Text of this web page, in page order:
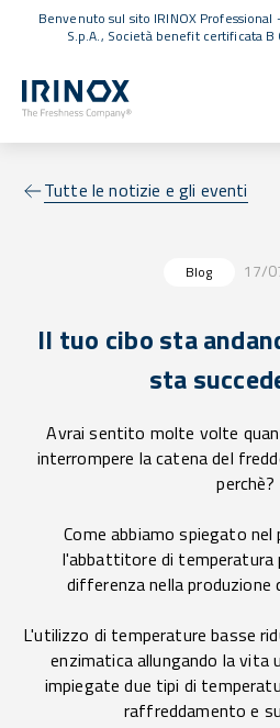
Benvenuto sul sito IRINOX
S.p.A., Società benefit certificata B
Tutte le notizie e gli eventi
Blog 17/
Il tuo cibo sta
sta
Avrai sentito molte volte
interrompere la catena del
perchè?
Come abbiamo spiegato
l'abbattitore di temperatura
differenza nella produzione
L'utilizzo di temperature basse
enzimatica allungando la vita
impiegate due tipi di
raffreddamento e